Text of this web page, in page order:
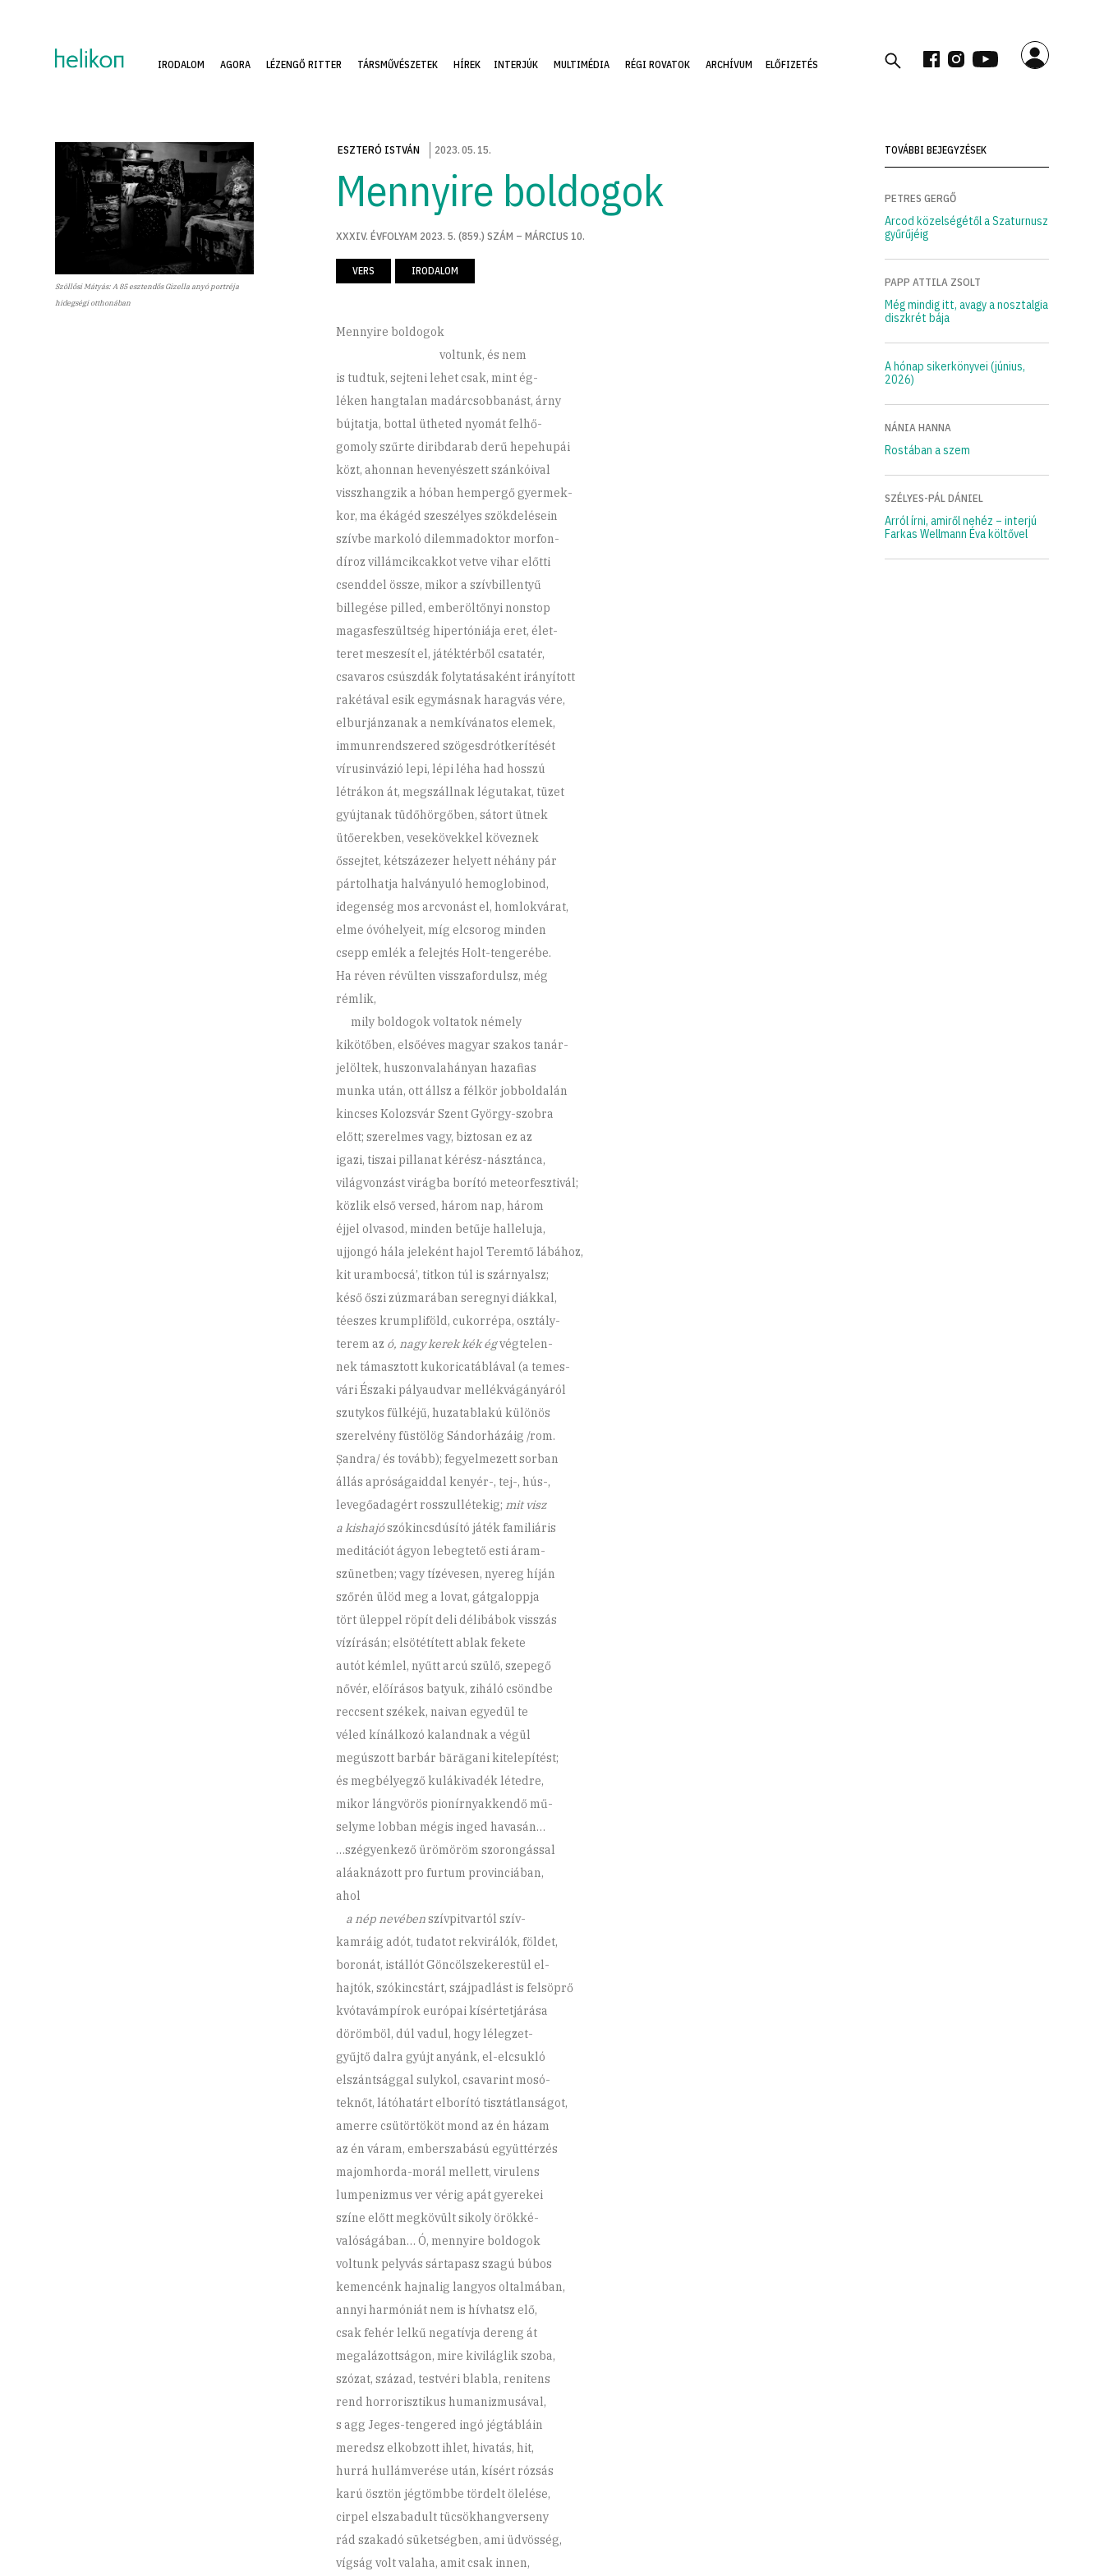
IRODALOM AGORA LÉZENGŐ RITTER TÁRSMŰVÉSZETEK HÍREK INTERJÚK MULTIMÉDIA RÉGI ROVATOK ARCHÍVUM ELŐFIZETÉS
Szöllősi Mátyás: A 85 esztendős Gizella anyó portréja
hidegségi otthonában
ESZTERÓ ISTVÁN 2023.05. 15.
Mennyire boldogok
XXXIV. ÉVFOLYAM 2023. 5. (859.) SZÁM – MÁRCIUS 10.
VERS IRODALOM
Mennyire boldogok
voltunk, és nem
is tudtuk, sejteni lehet csak, mint ég-
léken hangtalan madárcsobbanást, árny
bújtatja, bottal ütheted nyomát felhő-
gomoly szűrte diribdarab derű hepehupái
közt, ahonnan hevenyészett szánkóival
visszhangzik a hóban hempergő gyermek-
kor, ma ékágéd szeszélyes szökdelésein
szívbe markoló dilemmadoktor morfon-
díroz villámcikcakkot vetve vihar előtti
csenddel össze, mikor a szívbillentyű
billegése pilled, emberöltőnyi nonstop
magasfeszültség hipertóniája eret, élet-
teret meszesít el, játéktérből csatatér,
csavaros csúszdák folytatásaként irányított
rakétával esik egymásnak haragvás vére,
elburjánzanak a nemkívánatos elemek,
immunrendszered szögesdrótkerítését
vírusinvázió lepi, lépi léha had hosszú
létrákon át, megszállnak légutakat, tüzet
gyújtanak tüdőhörgőben, sátort ütnek
ütőerekben, vesekövekkel köveznek
őssejtet, kétszázezer helyett néhány pár
pártolhatja halványuló hemoglobinod,
idegenség mos arcvonást el, homlokvárat,
elme óvóhelyeit, míg elcsorog minden
csepp emlék a felejtés Holt-tengerébe.
Ha réven révülten visszafordulsz, még
rémlik,
mily boldogok voltatoknémely
kikötőben, elsőéves magyar szakos tanár-
jelöltek, huszonvalahányan hazafias
munka után, ott állsz a félkör jobboldalán
kincses Kolozsvár Szent György-szobra
előtt; szerelmes vagy, biztosan ez az
igazi, tiszai pillanat kérész-násztánca,
világvonzást virágba borító meteorfesztivál;
közlik első versed, három nap, három
éjjel olvasod, minden betűje halleluja,
ujjongó hála jeleként hajol Teremtő lábához,
kit urambocsá’, titkon túl is szárnyalsz;
késő őszi zúzmarában seregnyi diákkal,
téeszes krumpliföld, cukorrépa, osztály-
terem az ó, nagy kerek kék égvégtelen-
nek támasztott kukoricatáblával (a temes-
vári Északi pályaudvar mellékvágányáról
szutykos fülkéjű, huzatablakú különös
szerelvény füstölög Sándorházáig /rom.
Șandra/ és tovább); fegyelmezett sorban
állás apróságaiddal kenyér-, tej-, hús-,
levegőadagért rosszullétekig; mit visz
a kishajószókincsdúsító játék familiáris
meditációt ágyon lebegtető esti áram-
szünetben; vagy tízévesen, nyereg híján
szőrén ülöd meg a lovat, gátgaloppja
tört üleppel röpít deli délibábok visszás
vízírásán; elsötétített ablak fekete
autót kémlel, nyűtt arcú szülő, szepegő
nővér, előírásos batyuk, ziháló csöndbe
reccsent székek, naivan egyedül te
véled kínálkozó kalandnak a végül
megúszott barbár bărăgani kitelepítést;
és megbélyegző kulákivadék létedre,
mikor lángvörös pionírnyakkendő mű-
selyme lobban mégis inged havasán…
…szégyenkező ürömöröm szorongással
aláaknázott pro furtum provinciában,
ahol
a nép nevébenszívpitvartól szív-
kamráig adót, tudatot rekvirálók, földet,
boronát, istállót Göncölszekerestül el-
hajtók, szókincstárt, szájpadlást is felsöprő
kvótavámpírok európai kísértetjárása
dörömböl, dúl vadul, hogy lélegzet-
gyűjtő dalra gyújt anyánk, el-elcsukló
elszántsággal sulykol, csavarint mosó-
teknőt, látóhatárt elborító tisztátlanságot,
amerre csütörtököt mond az én házam
az én váram, emberszabású együttérzés
majomhorda-morál mellett, virulens
lumpenizmus ver vérig apát gyerekei
színe előtt megkövült sikoly örökké-
valóságában… Ó, mennyire boldogok
voltunk pelyvás sártapasz szagú búbos
kemencénk hajnalig langyos oltalmában,
annyi harmóniát nem is hívhatsz elő,
csak fehér lelkű negatívja dereng át
megalázottságon, mire kiviláglik szoba,
szózat, század, testvéri blabla, renitens
rend horrorisztikus humanizmusával,
s agg Jeges-tengered ingó jégtábláin
meredsz elkobzott ihlet, hivatás, hit,
hurrá hullámverése után, kísért rózsás
karú ösztön jégtömbbe tördelt ölelése,
cirpel elszabadult tücsökhangverseny
rád szakadó süketségben, ami üdvösség,
vígság volt valaha, amit csak innen,
TOVÁBBI BEJEGYZÉSEK
PETRES GERGŐ
Arcod közelségétől a Szaturnusz
gyűrűjéig
PAPP ATTILA ZSOLT
Még mindig itt, avagy a nosztalgia
diszkrét bája
A hónap sikerkönyvei (június,
2026)
NÁNIA HANNA
Rostában a szem
SZÉLYES-PÁL DÁNIEL
Arról írni, amiről nehéz – interjú
Farkas Wellmann Éva költővel